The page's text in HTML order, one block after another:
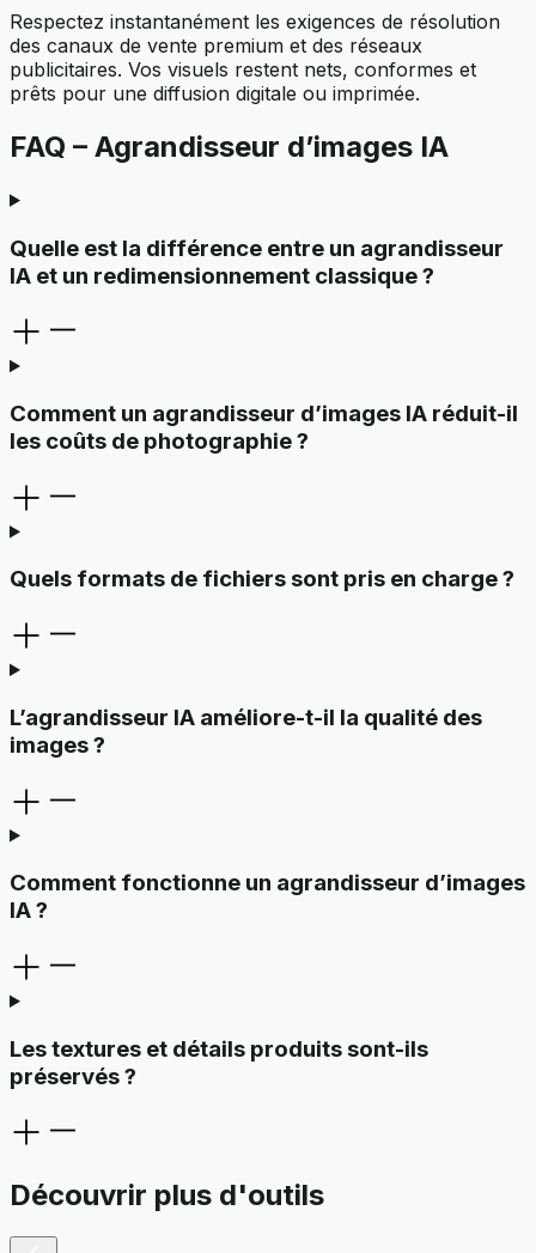
Respectez instantanément les exigences de résolution
des canaux de vente premium et des réseaux
publicitaires. Vos visuels restent nets, conformes et
prêts pour une diffusion digitale ou imprimée.
FAQ – Agrandisseur d’images IA
Quelle est la différence entre un agrandisseur
IA et un redimensionnement classique ?
Comment un agrandisseur d’images IA réduit-il
les coûts de photographie ?
Quels formats de fichiers sont pris en charge ?
L’agrandisseur IA améliore-t-il la qualité des
images ?
Comment fonctionne un agrandisseur d’images
IA ?
Les textures et détails produits sont-ils
préservés ?
Découvrir plus d'outils